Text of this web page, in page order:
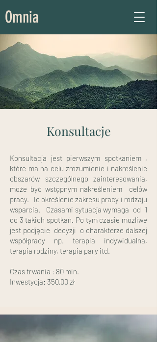
Omnia
Konsultacje
Konsultacja jest pierwszym spotkaniem ,
które ma na celu zrozumienie i nakreślenie
obszarów szczególnego zainteresowania,
może być wstępnym nakreśleniem celów
pracy. To określenie zakresu pracy i rodzaju
wsparcia. Czasami sytuacja wymaga od 1
do 3 takich spotkań. Po tym czasie możliwe
jest podjęcie decyzji o charakterze dalszej
współpracy np. terapia indywidualna,
terapia rodziny, terapia pary itd.
Czas trwania : 80 min.
Inwestycja: 350,00 zł